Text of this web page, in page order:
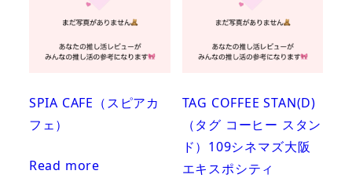
SPIA CAFE（スピアカ
フェ）
Read more
TAG COFFEE STAN(D)
（タグ コーヒー スタン
ド）109シネマズ大阪
エキスポシティ